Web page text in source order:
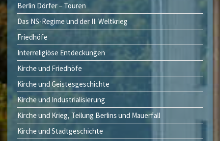
Berlin Dörfer – Touren
Das NS-Regime und der II. Weltkrieg
Friedhöfe
Interreligiöse Entdeckungen
Kirche und Friedhöfe
Kirche und Geistesgeschichte
Kirche und Industrialisierung
Kirche und Krieg, Teilung Berlins und Mauerfall
Kirche und Stadtgeschichte